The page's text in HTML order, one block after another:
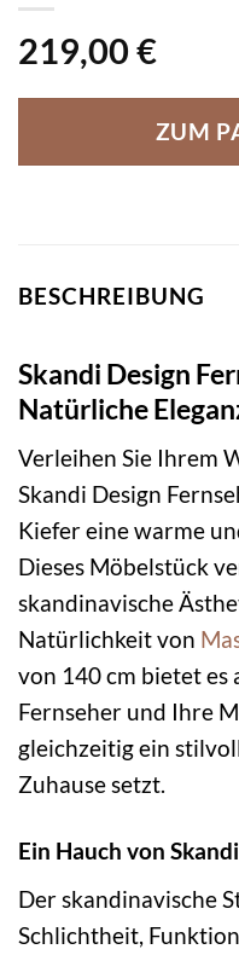
219,00 €
ZUM
BESCHREIBUNG
Skandi Design
Natürliche
Verleihen Sie Ihrem
Skandi Design
Kiefer eine warme
Dieses Möbelstück
skandinavische
Natürlichkeit von
von 140 cm bietet
Fernseher und Ihre
gleichzeitig ein
Zuhause setzt.
Ein Hauch von
Der skandinavische
Schlichtheit,